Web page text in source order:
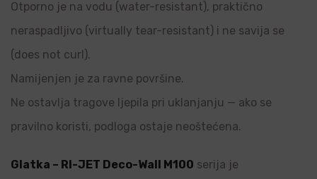
Otporno je na vodu (water-resistant), praktično
neraspadljivo (virtually tear-resistant) i ne savija se
(does not curl).
Namijenjen je za ravne površine.
Ne ostavlja tragove ljepila pri uklanjanju — ako se
pravilno koristi, podloga ostaje neoštećena.
Glatka – RI-JET Deco-Wall M100 serija je